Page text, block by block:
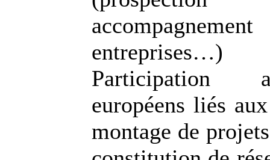
entreprises…)
Participation
européens liés
montage de